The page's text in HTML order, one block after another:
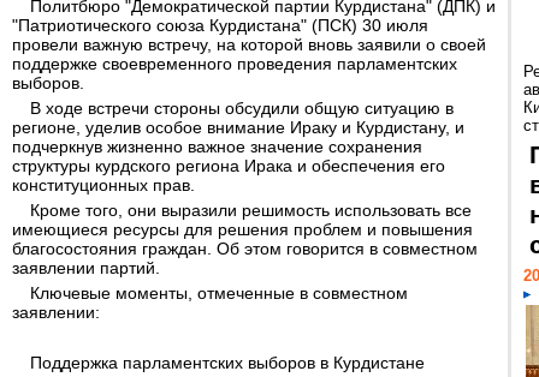
Политбюро "Демократической партии Курдистана" (ДПК) и
"Патриотического союза Курдистана" (ПСК) 30 июля
провели важную встречу, на которой вновь заявили о своей
поддержке своевременного проведения парламентских
выборов.
В ходе встречи стороны обсудили общую ситуацию в
регионе, уделив особое внимание Ираку и Курдистану, и
подчеркнув жизненно важное значение сохранения
структуры курдского региона Ирака и обеспечения его
конституционных прав.
Кроме того, они выразили решимость использовать все
имеющиеся ресурсы для решения проблем и повышения
благосостояния граждан. Об этом говорится в совместном
заявлении партий.
Ключевые моменты, отмеченные в совместном
заявлении:
Поддержка парламентских выборов в Курдистане